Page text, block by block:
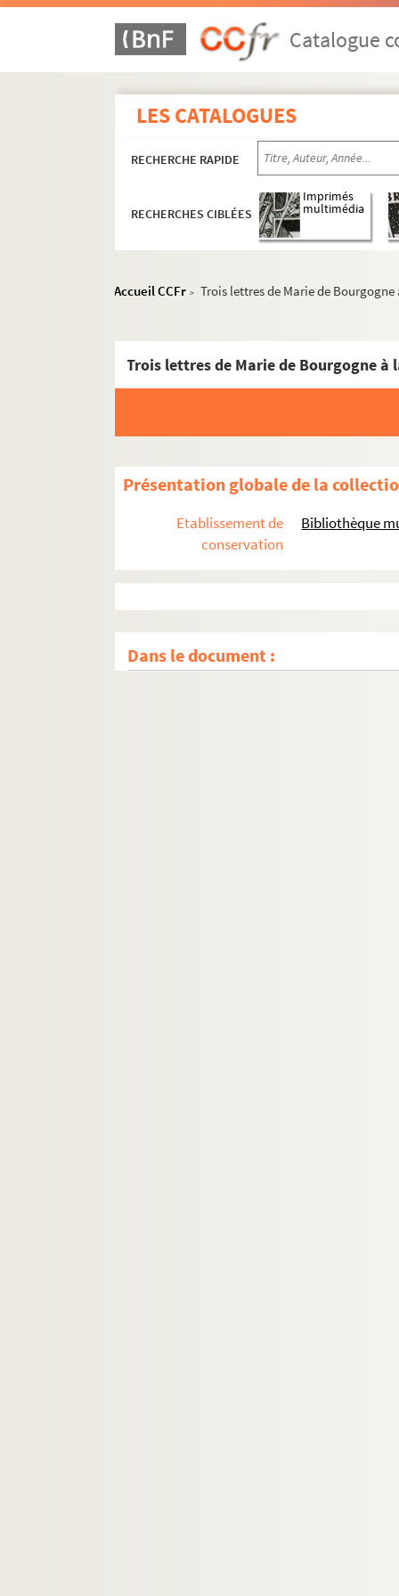
Catalogue
LES CATALOGUES
RECHERCHE RAPIDE
RECHERCHES CIBLÉES
Imprimés
multimédia
Accueil CCFr > Trois lettres de Marie de
Présentation globale de la
Etablissement de
conservation
Bibliothèque
Dans le document :